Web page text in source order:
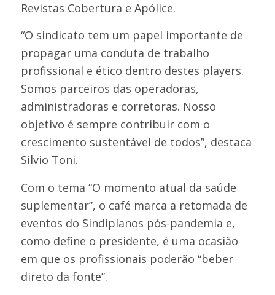
Revistas Cobertura e Apólice.
“O sindicato tem um papel importante de
propagar uma conduta de trabalho
profissional e ético dentro destes players.
Somos parceiros das operadoras,
administradoras e corretoras. Nosso
objetivo é sempre contribuir com o
crescimento sustentável de todos”, destaca
Silvio Toni.
Com o tema “O momento atual da saúde
suplementar”, o café marca a retomada de
eventos do Sindiplanos pós-pandemia e,
como define o presidente, é uma ocasião
em que os profissionais poderão “beber
direto da fonte”.